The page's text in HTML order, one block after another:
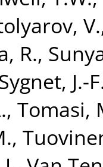
V.
R.,
J.-
, Tomasi,
,